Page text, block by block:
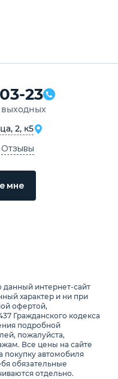
23
выходных
2, к5
Отзывы
мне
интернет-сайт
характер и ни при
офертой,
Гражданского кодекса
подробной
пожалуйста,
Все цены на сайте
покупку автомобиля
обязательные
отдельно.